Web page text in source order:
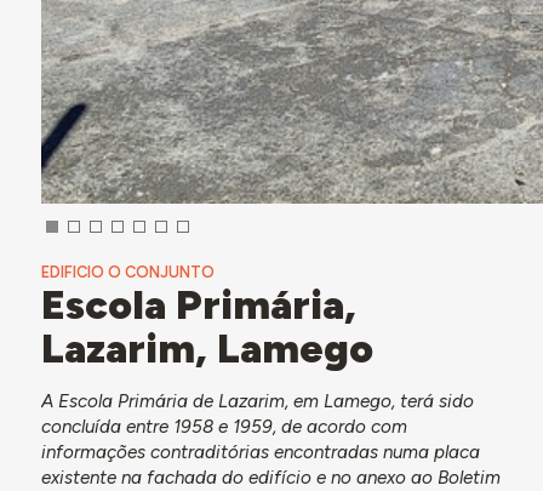
EDIFICIO O CONJUNTO
Escola Primária,
Lazarim, Lamego
A Escola Primária de Lazarim, em Lamego, terá sido
concluída entre 1958 e 1959, de acordo com
informações contraditórias encontradas numa placa
existente na fachada do edifício e no anexo ao Boletim